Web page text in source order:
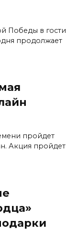
Победы в гости
продолжает
пройдет
Акция пройдет